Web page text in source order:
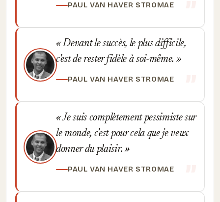
PAUL VAN HAVER STROMAE
Devant le succès, le plus difficile,
c'est de rester fidèle à soi-même.
PAUL VAN HAVER STROMAE
Je suis complètement pessimiste sur
le monde, c'est pour cela que je veux
donner du plaisir.
PAUL VAN HAVER STROMAE